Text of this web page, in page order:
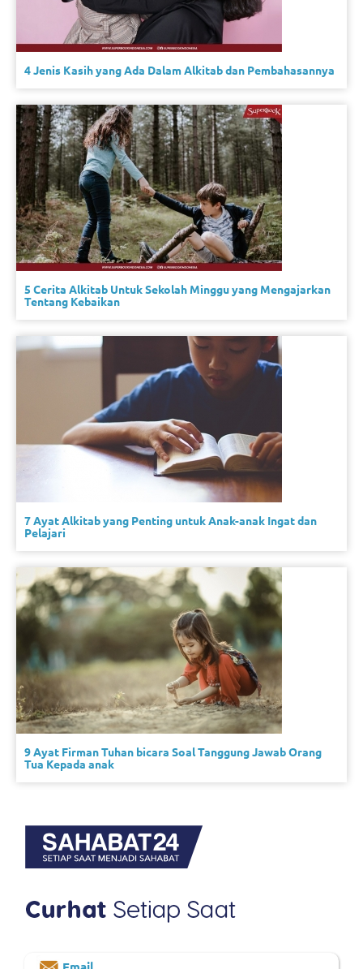
4 Jenis Kasih yang Ada Dalam Alkitab dan Pembahasannya
5 Cerita Alkitab Untuk Sekolah Minggu yang Mengajarkan
Tentang Kebaikan
7 Ayat Alkitab yang Penting untuk Anak-anak Ingat dan
Pelajari
9 Ayat Firman Tuhan bicara Soal Tanggung Jawab Orang
Tua Kepada anak